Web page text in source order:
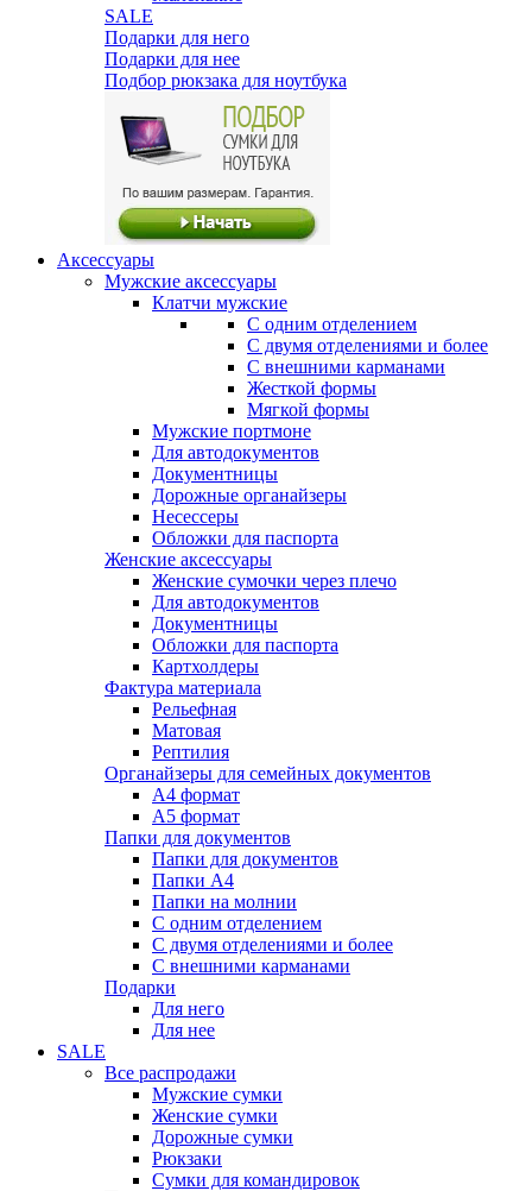
SALE
Подарки для него
Подарки для нее
Подбор рюкзака для ноутбука
Аксессуары
Мужские аксессуары
Клатчи мужские
С одним отделением
С двумя отделениями и более
С внешними карманами
Жесткой формы
Мягкой формы
Мужские портмоне
Для автодокументов
Документницы
Дорожные органайзеры
Несессеры
Обложки для паспорта
Женские аксессуары
Женские сумочки через плечо
Для автодокументов
Документницы
Обложки для паспорта
Картхолдеры
Фактура материала
Рельефная
Матовая
Рептилия
Органайзеры для семейных документов
А4 формат
А5 формат
Папки для документов
Папки для документов
Папки А4
Папки на молнии
С одним отделением
С двумя отделениями и более
С внешними карманами
Подарки
Для него
Для нее
SALE
Все распродажи
Мужские сумки
Женские сумки
Дорожные сумки
Рюкзаки
Сумки для командировок